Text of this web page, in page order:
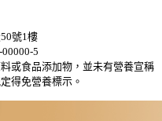
號1樓
5
或食品添加物，並未有營養宣稱
得免營養標示。